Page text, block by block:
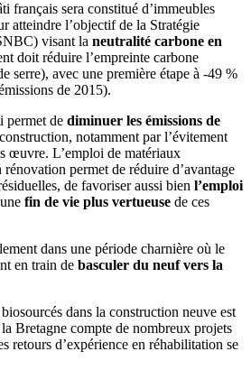
français sera constitué d’immeubles
atteindre l’objectif de la Stratégie
visant la neutralité carbone en
doit réduire l’empreinte carbone
serre), avec une première étape à -49 %
de 2015).
permet de diminuer les émissions de
notamment par l’évitement
œuvre. L’emploi de matériaux
permet de réduire d’avantage
de favoriser aussi bien l’emploi
fin de vie plus vertueuse de ces
dans une période charnière où le
en train de basculer du neuf vers la
dans la construction neuve est
Bretagne compte de nombreux projets
retours d’expérience en réhabilitation se